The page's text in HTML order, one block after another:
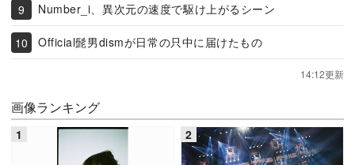
Number_i、異次元の速度で駆け上がるシーン
Official髭男dismが日常の只中に届けたもの
14:12更新
画像ランキング